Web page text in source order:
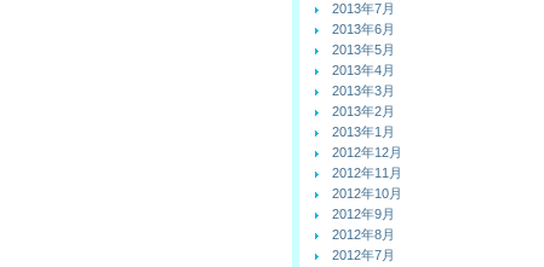
2013年7月
2013年6月
2013年5月
2013年4月
2013年3月
2013年2月
2013年1月
2012年12月
2012年11月
2012年10月
2012年9月
2012年8月
2012年7月